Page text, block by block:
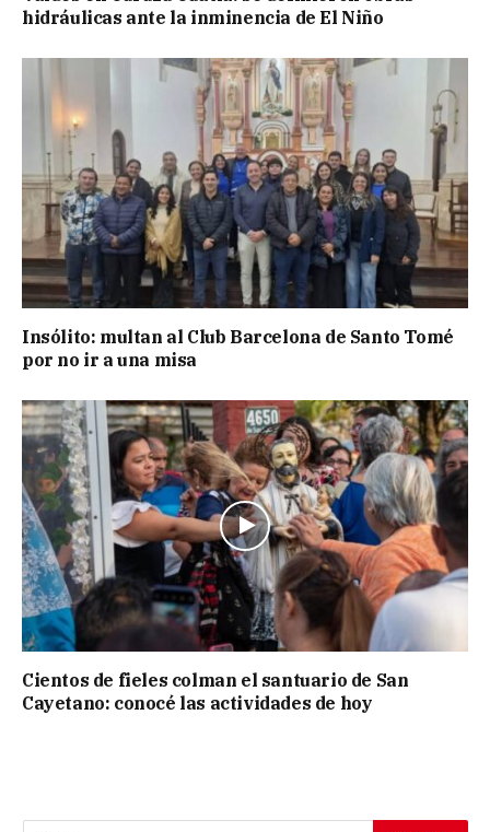
hidráulicas ante la inminencia de El Niño
Insólito: multan al Club Barcelona de Santo Tomé
por no ir a una misa
Cientos de fieles colman el santuario de San
Cayetano: conocé las actividades de hoy